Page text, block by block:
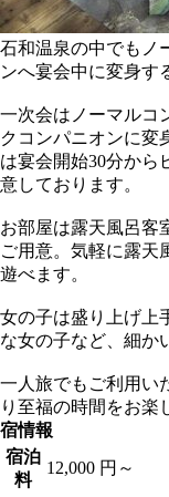
石和温泉の中でもノ
ンへ宴会中に変身す
一次会はノーマルコ
クコンパニオンに変
は宴会開始30分から
意しております。
お部屋は露天風呂客
ご用意。気軽に露天
遊べます。
女の子は盛り上げ上
な女の子など、細か
一人旅でもご利用い
り至福の時間をお楽
宿情報
宿泊
料
12,000 円～